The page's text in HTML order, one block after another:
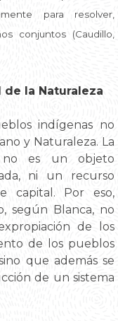
para resolver,
conjuntos (Caudillo,
la Naturaleza
indígenas no
y Naturaleza. La
es un objeto
ni un recurso
capital. Por eso,
según Blanca, no
de los
de los pueblos
que además se
de un sistema